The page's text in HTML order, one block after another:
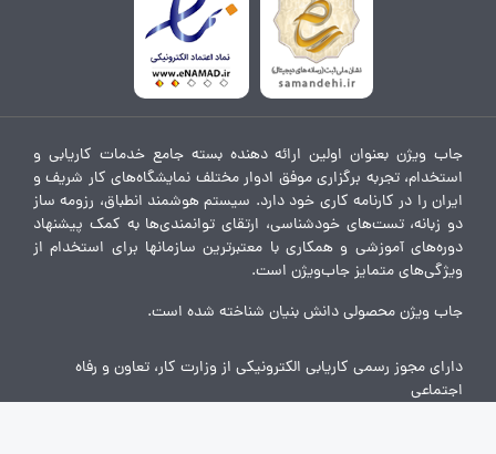
جاب ویژن بعنوان اولین ارائه دهنده بسته جامع خدمات کاریابی و
استخدام، تجربه برگزاری موفق ادوار مختلف نمایشگاه‌های کار شریف و
ایران را در کارنامه کاری خود دارد. سیستم هوشمند انطباق، رزومه ساز
دو زبانه، تست‌های خودشناسی، ارتقای توانمندی‌ها به کمک پیشنهاد
دوره‌های آموزشی و همکاری با معتبرترین سازمانها برای استخدام از
ویژگی‌های متمایز جاب‌ویژن است.
جاب ویژن محصولی دانش بنیان شناخته شده است.
دارای مجوز رسمی کاریابی الکترونیکی از وزارت کار، تعاون و رفاه
اجتماعی